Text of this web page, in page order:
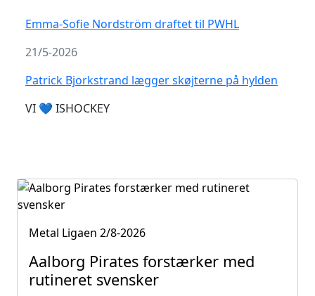
Emma-Sofie Nordström draftet til PWHL
21/5-2026
Patrick Bjorkstrand lægger skøjterne på hylden
VI 💙 ISHOCKEY
Metal Ligaen 2/8-2026
Aalborg Pirates forstærker med
rutineret svensker